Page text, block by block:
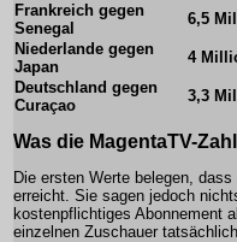
Frankreich gegen
Senegal
6,5
Niederlande gegen
Japan
4
Deutschland gegen
Curaçao
3,3
Was die MagentaTV-
Die ersten Werte belegen, dass
erreicht. Sie sagen jedoch
kostenpflichtiges Abonnement
einzelnen Zuschauer